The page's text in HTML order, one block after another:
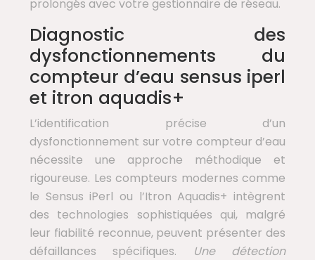
prolongés avec votre gestionnaire de réseau.
Diagnostic des
dysfonctionnements du
compteur d’eau sensus iperl
et itron aquadis+
L’identification précise d’un
dysfonctionnement sur votre compteur d’eau
nécessite une approche méthodique et
rigoureuse. Les compteurs modernes comme
le Sensus iPerl ou l’Itron Aquadis+ intègrent
des technologies sophistiquées qui, malgré
leur fiabilité reconnue, peuvent présenter des
défaillances spécifiques.
Une détection